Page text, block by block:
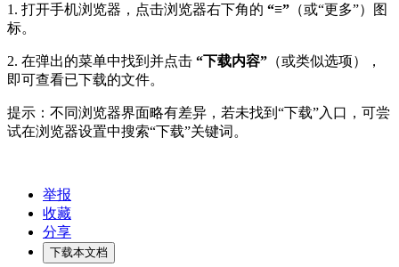
1. 打开手机浏览器，点击浏览器右下角的 “≡” （或“更多”）图
标。
2. 在弹出的菜单中找到并点击 “下载内容” （或类似选项），
即可查看已下载的文件。
提示：不同浏览器界面略有差异，若未找到“下载”入口，可尝
试在浏览器设置中搜索“下载”关键词。
举报
收藏
分享
下载本文档